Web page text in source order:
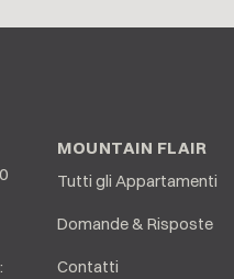
MOUNTAIN FLAIR
Tutti gli Appartamenti
Domande & Risposte
Contatti